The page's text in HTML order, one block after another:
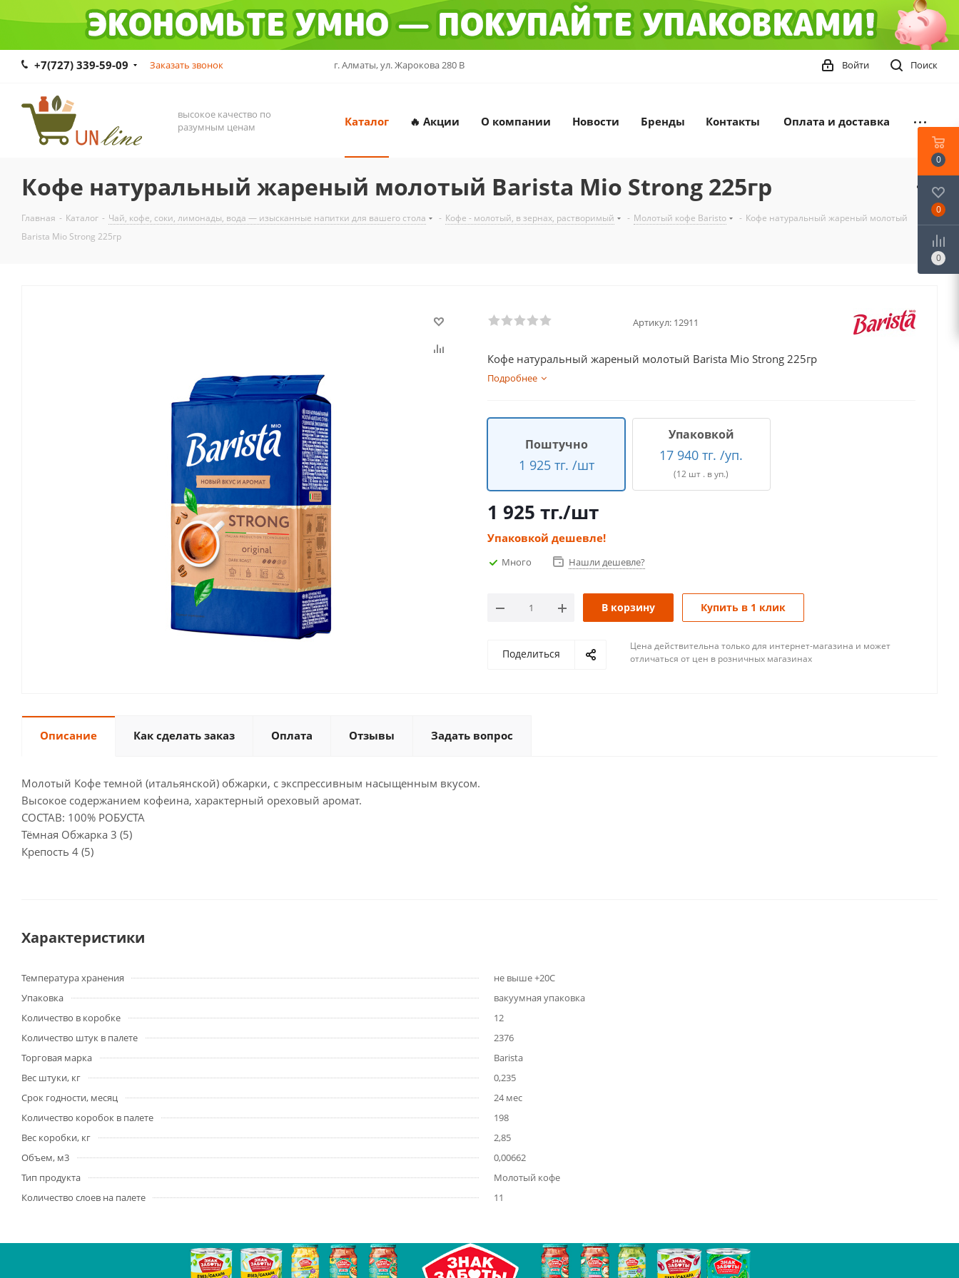
+7(727) 339-59-09 Заказать звонок г. Алматы, ул. Жарокова 280 В Поиск
Войти
высокое качество по
разумным ценам
Каталог 🔥 Акции О компании Новости Бренды Контакты Оплата и доставка
Кофе натуральный жареный молотый Barista Mio Strong 225гр
Главная - Каталог - Чай, кофе, соки, лимонады, вода — изысканные напитки для вашего стола - Кофе - молотый, в зернах, растворимый - Молотый кофе Baristo - Кофе натуральный жареный молотый
Barista Mio Strong 225гр
Артикул: 12911
Кофе натуральный жареный молотый Barista Mio Strong 225гр
Подробнее
Поштучно
1 925 тг. /шт
Упаковкой
17 940 тг. /уп.
(12 шт . в уп.)
1 925 тг./шт
Упаковкой дешевле!
Много Нашли дешевле?
В корзину Купить в 1 клик
Поделиться
Цена действительна только для интернет-магазина и может
отличаться от цен в розничных магазинах
Описание Как сделать заказ Оплата Отзывы Задать вопрос
Молотый Кофе темной (итальянской) обжарки, с экспрессивным насыщенным вкусом.
Высокое содержанием кофеина, характерный ореховый аромат.
СОСТАВ: 100% РОБУСТА
Тёмная Обжарка 3 (5)
Крепость 4 (5)
Характеристики
Температура хранения
не выше +20С
Упаковка
вакуумная упаковка
Количество в коробке
12
Количество штук в палете
2376
Торговая марка
Barista
Вес штуки, кг
0,235
Срок годности, месяц
24 мес
Количество коробок в палете
198
Вес коробки, кг
2,85
Объем, м3
0,00662
Тип продукта
Молотый кофе
Количество слоев на палете
11
0
0
0